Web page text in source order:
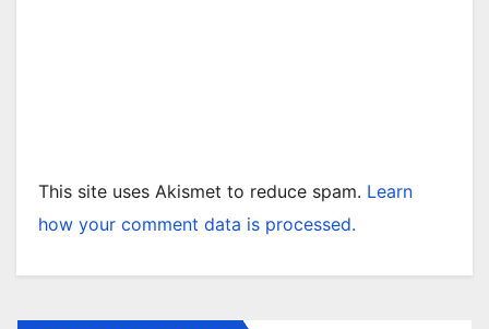
This site uses Akismet to reduce spam. Learn
how your comment data is processed.